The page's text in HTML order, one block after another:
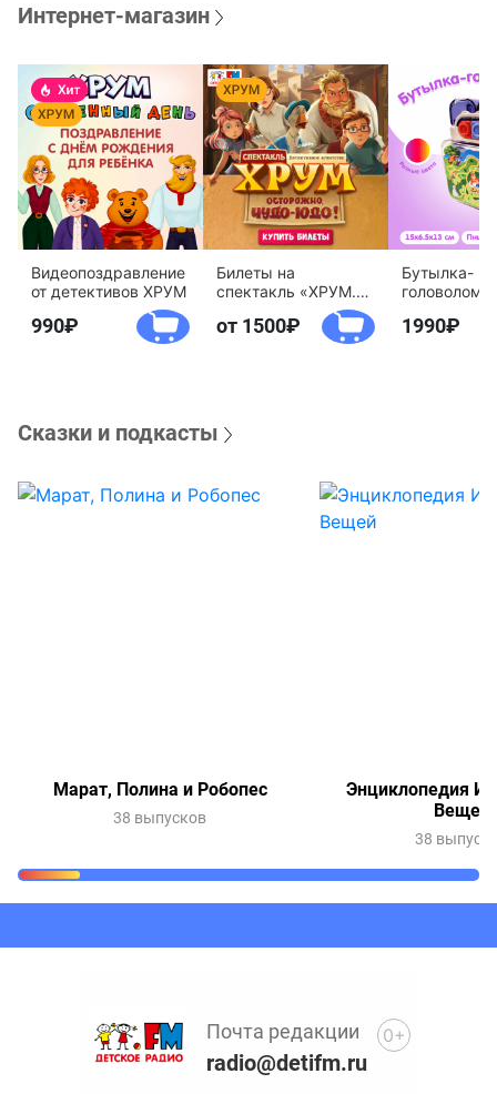
Интернет-магазин
Видеопоздравление
от детективов ХРУМ
990
Билеты на
спектакль «ХРУМ.
Осторожно, Чудо-
Юдо!»
от 1500
Бутылка-
агентство
1990
Сказки и подкасты
Марат, Полина и Робопес
38 выпусков
Энциклопедия
Вещей
38
Почта редакции
radio@detifm.ru
0+